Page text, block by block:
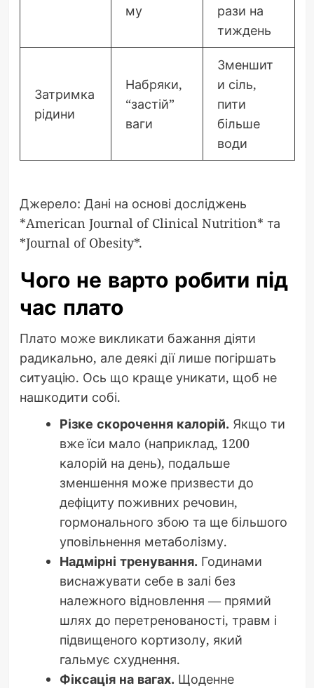
му
рази на
тиждень
Затримка
рідини
Набряки,
“застій”
ваги
Зменшит
и сіль,
пити
більше
води
Джерело: Дані на основі досліджень
*American Journal of Clinical Nutrition* та
*Journal of Obesity*.
Чого не варто робити під
час плато
Плато може викликати бажання діяти
радикально, але деякі дії лише погіршать
ситуацію. Ось що краще уникати, щоб не
нашкодити собі.
Різке скорочення калорій. Якщо ти
вже їси мало (наприклад, 1200
калорій на день), подальше
зменшення може призвести до
дефіциту поживних речовин,
гормонального збою та ще більшого
уповільнення метаболізму.
Надмірні тренування. Годинами
виснажувати себе в залі без
належного відновлення — прямий
шлях до перетренованості, травм і
підвищеного кортизолу, який
гальмує схуднення.
Фіксація на вагах. Щоденне